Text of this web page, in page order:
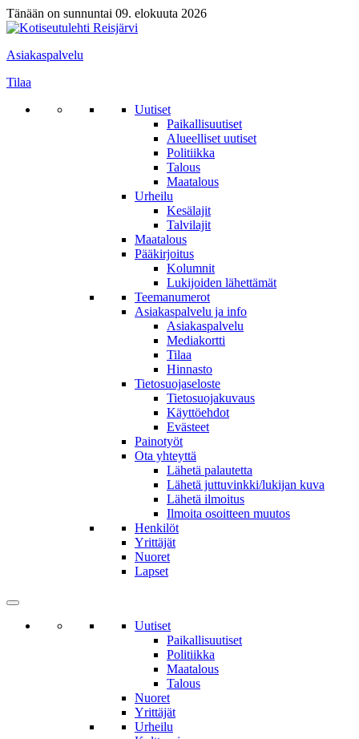
Tänään on sunnuntai 09. elokuuta 2026
Asiakaspalvelu
Tilaa
Uutiset
Paikallisuutiset
Alueelliset uutiset
Politiikka
Talous
Maatalous
Urheilu
Kesälajit
Talvilajit
Maatalous
Pääkirjoitus
Kolumnit
Lukijoiden lähettämät
Teemanumerot
Asiakaspalvelu ja info
Asiakaspalvelu
Mediakortti
Tilaa
Hinnasto
Tietosuojaseloste
Tietosuojakuvaus
Käyttöehdot
Evästeet
Painotyöt
Ota yhteyttä
Lähetä palautetta
Lähetä juttuvinkki/lukijan kuva
Lähetä ilmoitus
Ilmoita osoitteen muutos
Henkilöt
Yrittäjät
Nuoret
Lapset
Uutiset
Paikallisuutiset
Politiikka
Maatalous
Talous
Nuoret
Yrittäjät
Urheilu